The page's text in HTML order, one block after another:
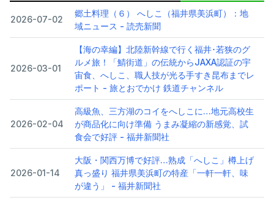
2026-07-02
郷土料理（６） へしこ（福井県美浜町）：地
域ニュース - 読売新聞
2026-03-01
【海の幸編】北陸新幹線で行く福井･若狭のグ
ルメ旅！「鯖街道」の伝統からJAXA認証の宇
宙食、へしこ、職人技が光る手すき昆布までレ
ポート - 旅とおでかけ 鉄道チャンネル
2026-02-04
高級魚、三方湖のコイをへしこに…地元高校生
が商品化に向け準備 うまみ凝縮の新感覚、試
食会で好評 - 福井新聞社
2026-01-14
大阪・関西万博で好評…熟成「へしこ」樽上げ
真っ盛り 福井県美浜町の特産「一軒一軒、味
が違う」 - 福井新聞社